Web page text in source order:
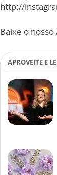
http://
Baixe o
APROVEITE E